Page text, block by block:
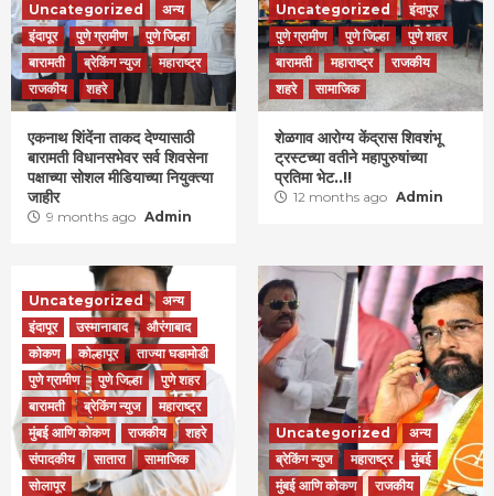
Uncategorized
अन्य
इंदापूर
पुणे ग्रामीण
पुणे जिल्हा
बारामती
ब्रेकिंग न्युज
महाराष्ट्र
राजकीय
शहरे
एकनाथ शिंदेंना ताकद देण्यासाठी
बारामती विधानसभेवर सर्व शिवसेना
पक्षाच्या सोशल मीडियाच्या नियुक्त्या
जाहीर
9 months ago Admin
Uncategorized
इंदापूर
पुणे ग्रामीण
पुणे जिल्हा
पुणे शहर
बारामती
महाराष्ट्र
राजकीय
शहरे
सामाजिक
शेळगाव आरोग्य केंद्रास शिवशंभू
ट्रस्टच्या वतीने महापुरुषांच्या
प्रतिमा भेट..!!
12 months ago Admin
Uncategorized
अन्य
इंदापूर
उस्मानाबाद
औरंगाबाद
कोकण
कोल्हापूर
ताज्या घडामोडी
पुणे ग्रामीण
पुणे जिल्हा
पुणे शहर
बारामती
ब्रेकिंग न्युज
महाराष्ट्र
मुंबई आणि कोकण
राजकीय
शहरे
संपादकीय
सातारा
सामाजिक
सोलापूर
Uncategorized
अन्य
ब्रेकिंग न्युज
महाराष्ट्र
मुंबई
मुंबई आणि कोकण
राजकीय